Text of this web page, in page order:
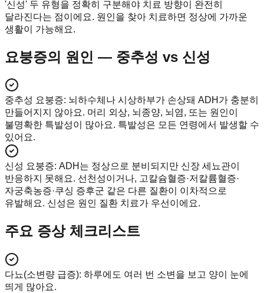
'신성' 두 유형을 정확히 구분해야 치료 방향이 완전히
달라진다는 점이에요. 원인을 찾아 치료하면 정상에 가까운
생활이 가능해요.
요붕증의 원인 — 중추성 vs 신성
중추성 요붕증: 뇌하수체나 시상하부가 손상돼 ADH가 충분히
만들어지지 않아요. 머리 외상, 뇌종양, 뇌염, 또는 원인이
불명확한 특발성이 많아요. 특발성은 모든 연령에서 발생할 수
있어요.
신성 요붕증: ADH는 정상으로 분비되지만 신장 세뇨관이
반응하지 못해요. 선천성이거나, 고칼슘혈증·저칼륨혈증·
자궁축농증·쿠싱 증후군 같은 다른 질환이 이차적으로
유발해요. 신성은 원인 질환 치료가 우선이에요.
주요 증상 체크리스트
다뇨(소변량 급증): 하루에도 여러 번 소변을 보고 양이 눈에
띄게 많아요.